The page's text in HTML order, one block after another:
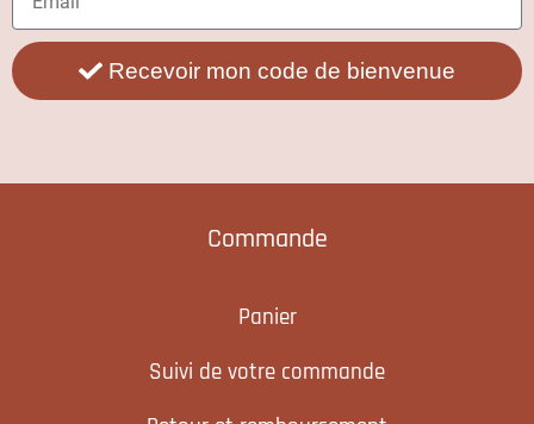
Recevoir mon code de bienvenue
Commande
Panier
Suivi de votre commande